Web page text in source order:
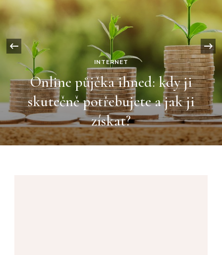
INTERNET
Online půjčka ihned: kdy ji
skutečně potřebujete a jak ji
získat?
‹